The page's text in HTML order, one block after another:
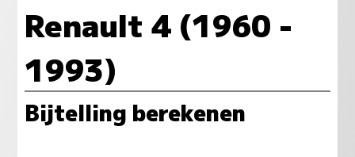
Renault 4 (1960 -
1993)
Bijtelling berekenen